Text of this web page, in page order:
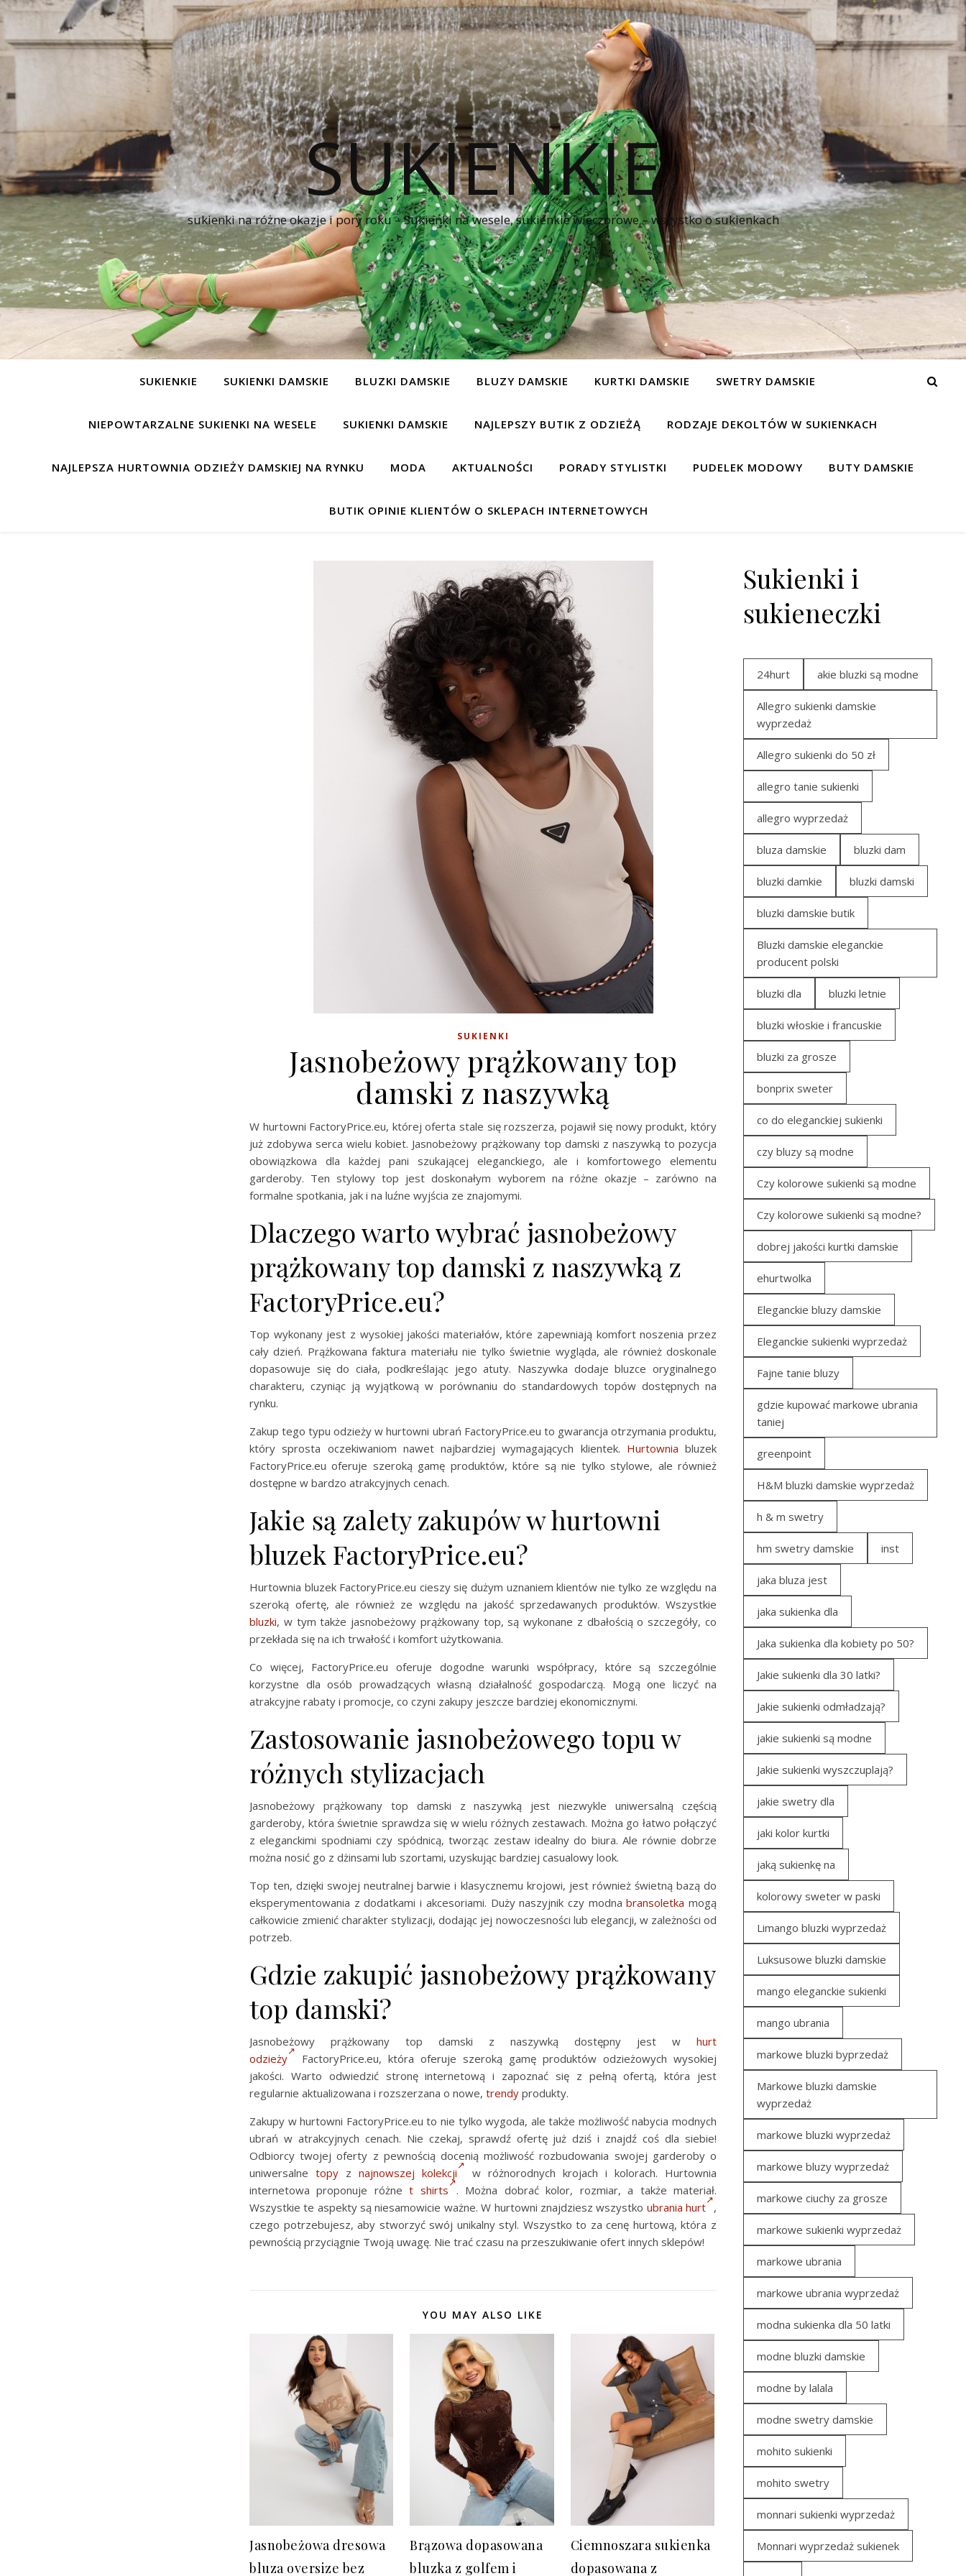
SUKIENKIE
sukienki na różne okazje i pory roku – Sukienki na wesele, sukienkie wieczorowe – wszystko o sukienkach
SUKIENKIE SUKIENKI DAMSKIE BLUZKI DAMSKIE BLUZY DAMSKIE KURTKI DAMSKIE SWETRY DAMSKIE
NIEPOWTARZALNE SUKIENKI NA WESELE SUKIENKI DAMSKIE NAJLEPSZY BUTIK Z ODZIEŻĄ RODZAJE DEKOLTÓW W SUKIENKACH
NAJLEPSZA HURTOWNIA ODZIEŻY DAMSKIEJ NA RYNKU MODA AKTUALNOŚCI PORADY STYLISTKI PUDELEK MODOWY BUTY DAMSKIE
BUTIK OPINIE KLIENTÓW O SKLEPACH INTERNETOWYCH
SUKIENKI
Jasnobeżowy prążkowany top
damski z naszywką
W hurtowni FactoryPrice.eu, której oferta stale się rozszerza, pojawił się nowy produkt, który
już zdobywa serca wielu kobiet. Jasnobeżowy prążkowany top damski z naszywką to pozycja
obowiązkowa dla każdej pani szukającej eleganckiego, ale i komfortowego elementu
garderoby. Ten stylowy top jest doskonałym wyborem na różne okazje – zarówno na
formalne spotkania, jak i na luźne wyjścia ze znajomymi.
Dlaczego warto wybrać jasnobeżowy
prążkowany top damski z naszywką z
FactoryPrice.eu?
Top wykonany jest z wysokiej jakości materiałów, które zapewniają komfort noszenia przez
cały dzień. Prążkowana faktura materiału nie tylko świetnie wygląda, ale również doskonale
dopasowuje się do ciała, podkreślając jego atuty. Naszywka dodaje bluzce oryginalnego
charakteru, czyniąc ją wyjątkową w porównaniu do standardowych topów dostępnych na
rynku.
Zakup tego typu odzieży w hurtowni ubrań FactoryPrice.eu to gwarancja otrzymania produktu,
który sprosta oczekiwaniom nawet najbardziej wymagających klientek. Hurtownia bluzek
FactoryPrice.eu oferuje szeroką gamę produktów, które są nie tylko stylowe, ale również
dostępne w bardzo atrakcyjnych cenach.
Jakie są zalety zakupów w hurtowni
bluzek FactoryPrice.eu?
Hurtownia bluzek FactoryPrice.eu cieszy się dużym uznaniem klientów nie tylko ze względu na
szeroką ofertę, ale również ze względu na jakość sprzedawanych produktów. Wszystkie
bluzki, w tym także jasnobeżowy prążkowany top, są wykonane z dbałością o szczegóły, co
przekłada się na ich trwałość i komfort użytkowania.
Co więcej, FactoryPrice.eu oferuje dogodne warunki współpracy, które są szczególnie
korzystne dla osób prowadzących własną działalność gospodarczą. Mogą one liczyć na
atrakcyjne rabaty i promocje, co czyni zakupy jeszcze bardziej ekonomicznymi.
Zastosowanie jasnobeżowego topu w
różnych stylizacjach
Jasnobeżowy prążkowany top damski z naszywką jest niezwykle uniwersalną częścią
garderoby, która świetnie sprawdza się w wielu różnych zestawach. Można go łatwo połączyć
z eleganckimi spodniami czy spódnicą, tworząc zestaw idealny do biura. Ale równie dobrze
można nosić go z dżinsami lub szortami, uzyskując bardziej casualowy look.
Top ten, dzięki swojej neutralnej barwie i klasycznemu krojowi, jest również świetną bazą do
eksperymentowania z dodatkami i akcesoriami. Duży naszyjnik czy modnabransoletka mogą
całkowicie zmienić charakter stylizacji, dodając jej nowoczesności lub elegancji, w zależności od
potrzeb.
Gdzie zakupić jasnobeżowy prążkowany
top damski?
Jasnobeżowy prążkowany top damski z naszywką dostępny jest w hurt
odzieży
FactoryPrice.eu, która oferuje szeroką gamę produktów odzieżowych wysokiej
jakości. Warto odwiedzić stronę internetową i zapoznać się z pełną ofertą, która jest
regularnie aktualizowana i rozszerzana o nowe, trendy produkty.
Zakupy w hurtowni FactoryPrice.eu to nie tylko wygoda, ale także możliwość nabycia modnych
ubrań w atrakcyjnych cenach. Nie czekaj, sprawdź ofertę już dziś i znajdź coś dla siebie!
Odbiorcy twojej oferty z pewnością docenią możliwość rozbudowania swojej garderoby o
uniwersalne topy z najnowszej kolekcji
w różnorodnych krojach i kolorach. Hurtownia
internetowa proponuje różnet shirts . Można dobrać kolor, rozmiar, a także materiał.
Wszystkie te aspekty są niesamowicie ważne. W hurtowni znajdziesz wszystko ubrania hurt ,
czego potrzebujesz, aby stworzyć swój unikalny styl. Wszystko to za cenę hurtową, która z
pewnością przyciągnie Twoją uwagę. Nie trać czasu na przeszukiwanie ofert innych sklepów!
YOU MAY ALSO LIKE
Jasnobeżowa dresowa
bluza oversize bez
Brązowa dopasowana
bluzka z golfem i
Ciemnoszara sukienka
dopasowana z
Sukienki i
sukieneczki
24hurt akie bluzki są modne
Allegro sukienki damskie
wyprzedaż
Allegro sukienki do 50 zł
allegro tanie sukienki
allegro wyprzedaż
bluza damskie bluzki dam
bluzki damkie bluzki damski
bluzki damskie butik
Bluzki damskie eleganckie
producent polski
bluzki dla bluzki letnie
bluzki włoskie i francuskie
bluzki za grosze
bonprix sweter
co do eleganckiej sukienki
czy bluzy są modne
Czy kolorowe sukienki są modne
Czy kolorowe sukienki są modne?
dobrej jakości kurtki damskie
ehurtwolka
Eleganckie bluzy damskie
Eleganckie sukienki wyprzedaż
Fajne tanie bluzy
gdzie kupować markowe ubrania
taniej
greenpoint
H&M bluzki damskie wyprzedaż
h & m swetry
hm swetry damskie inst
jaka bluza jest
jaka sukienka dla
Jaka sukienka dla kobiety po 50?
Jakie sukienki dla 30 latki?
Jakie sukienki odmładzają?
jakie sukienki są modne
Jakie sukienki wyszczuplają?
jakie swetry dla
jaki kolor kurtki
jaką sukienkę na
kolorowy sweter w paski
Limango bluzki wyprzedaż
Luksusowe bluzki damskie
mango eleganckie sukienki
mango ubrania
markowe bluzki byprzedaż
Markowe bluzki damskie
wyprzedaż
markowe bluzki wyprzedaż
markowe bluzy wyprzedaż
markowe ciuchy za grosze
markowe sukienki wyprzedaż
markowe ubrania
markowe ubrania wyprzedaż
modna sukienka dla 50 latki
modne bluzki damskie
modne by lalala
modne swetry damskie
mohito sukienki
mohito swetry
monnari sukienki wyprzedaż
Monnari wyprzedaż sukienek